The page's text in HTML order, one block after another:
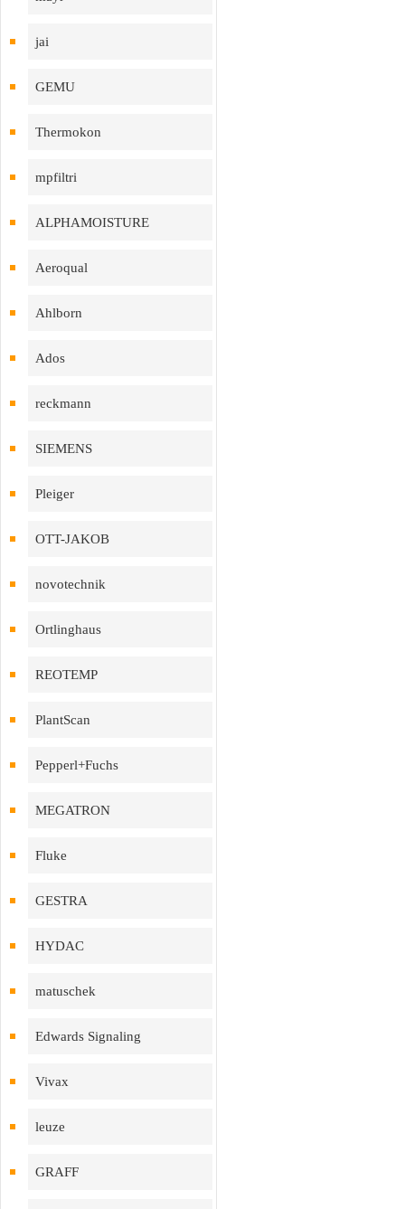
jai
GEMU
Thermokon
mpfiltri
ALPHAMOISTURE
Aeroqual
Ahlborn
Ados
reckmann
SIEMENS
Pleiger
OTT-JAKOB
novotechnik
Ortlinghaus
REOTEMP
PlantScan
Pepperl+Fuchs
MEGATRON
Fluke
GESTRA
HYDAC
matuschek
Edwards Signaling
Vivax
leuze
GRAFF